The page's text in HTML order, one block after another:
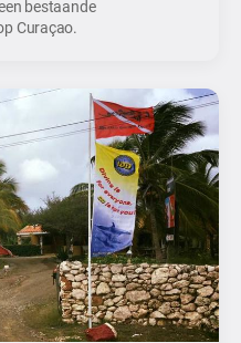
bestaande
Curaçao.